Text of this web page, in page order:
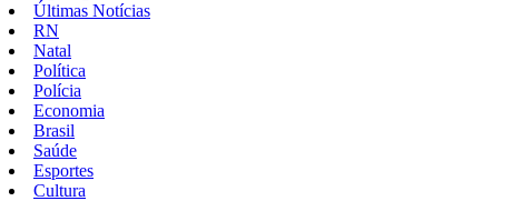
Últimas Notícias
RN
Natal
Política
Polícia
Economia
Brasil
Saúde
Esportes
Cultura